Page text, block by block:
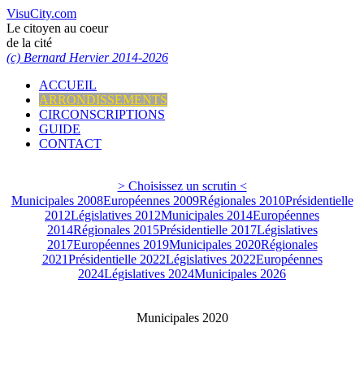
VisuCity.com
Le citoyen au coeur
de la cité
(c) Bernard Hervier 2014-2026
ACCUEIL
ARRONDISSEMENTS
CIRCONSCRIPTIONS
GUIDE
CONTACT
> Choisissez un scrutin <
Municipales 2008Européennes 2009Régionales 2010Présidentielle
2012Législatives 2012Municipales 2014Européennes
2014Régionales 2015Présidentielle 2017Législatives
2017Européennes 2019Municipales 2020Régionales
2021Présidentielle 2022Législatives 2022Européennes
2024Législatives 2024Municipales 2026
Municipales 2020